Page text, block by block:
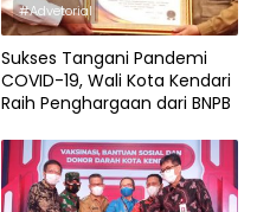
#Advetorial
Sukses Tangani Pandemi
COVID-19, Wali Kota Kendari
Raih Penghargaan dari BNPB